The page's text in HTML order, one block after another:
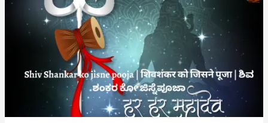
Shankar
jisne
शिव
जिसने